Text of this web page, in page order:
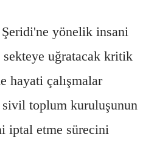
Şeridi'ne yönelik insani
sekteye uğratacak kritik
hayati çalışmalar
sivil toplum kuruluşunun
iptal etme sürecini